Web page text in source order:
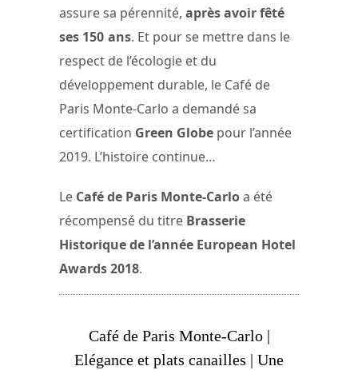
assure sa pérennité, après avoir fêté
ses 150 ans. Et pour se mettre dans le
respect de l’écologie et du
développement durable, le Café de
Paris Monte-Carlo a demandé sa
certification Green Globe pour l’année
2019. L’histoire continue…
Le Café de Paris Monte-Carloa été
récompensé du titre Brasserie
Historique de l’année European Hotel
Awards 2018.
Café de Paris Monte-Carlo |
Elégance et plats canailles | Une